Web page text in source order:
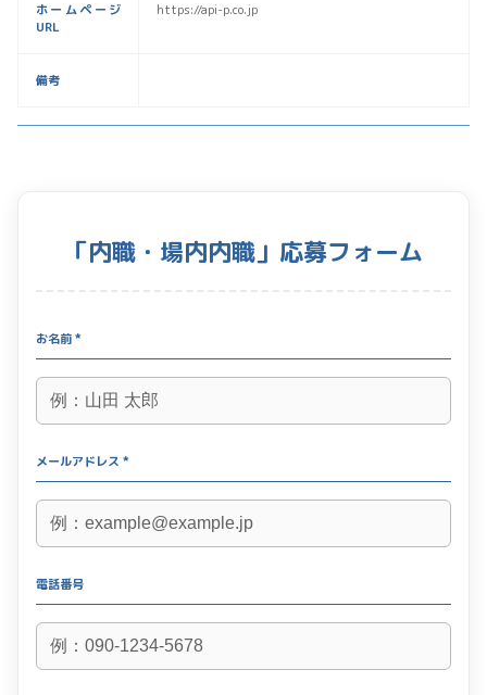
ホームページ
URL
https://api-p.co.jp
備考
「内職・場内内職」応募フォーム
お名前 *
メールアドレス *
電話番号